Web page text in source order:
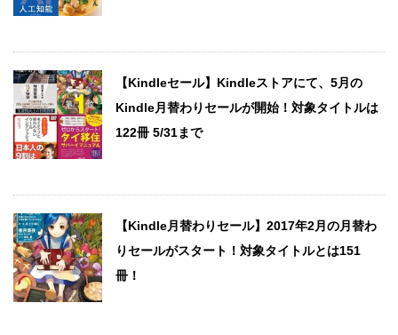
【Kindleセール】Kindleストアにて、5月の
Kindle月替わりセールが開始！対象タイトルは
122冊 5/31まで
【Kindle月替わりセール】2017年2月の月替わ
りセールがスタート！対象タイトルとは151
冊！